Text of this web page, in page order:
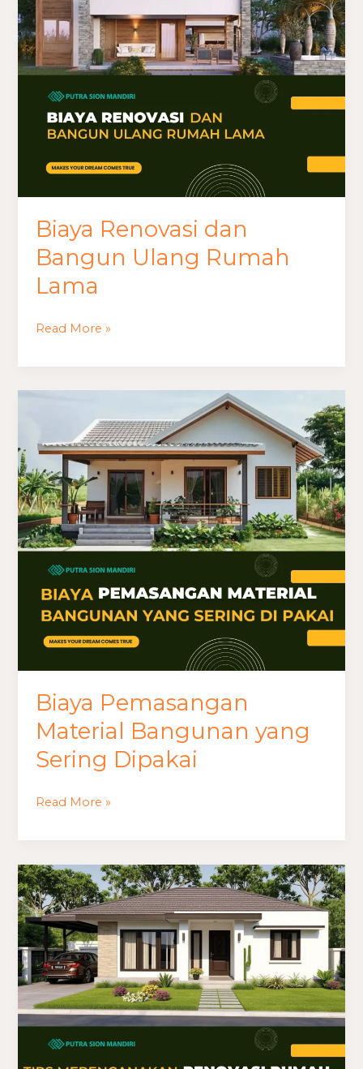
Biaya Renovasi dan
Bangun Ulang Rumah
Lama
Ulang
Rumah
Lama
Read More »
Biaya Pemasangan
Material Bangunan yang
Sering Dipakai
Pemasangan
Material
Bangunan
yang
Sering
Dipakai
Read More »
Tips
Merencanakan
Renovasi
Rumah
agar
Tidak
Membengkak